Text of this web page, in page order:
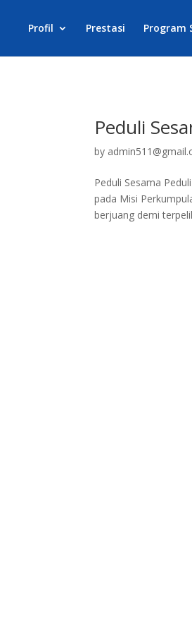
Profil Prestasi Program
Peduli
by
Peduli Sesama
pada Misi
berjuang demi